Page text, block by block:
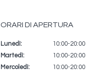
ORARI DI APERTURA
Giorno
Time
slot
Commento
Lunedì:
10:00-20:00
Martedì:
10:00-20:00
Mercoledì:
10:00-20:00